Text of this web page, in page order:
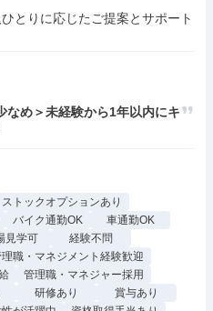
とりに応じたご提案とサポート
なめ＞未経験から1年以内にキ
ストックオプションあり
バイク通勤OK
車通勤OK
見学可
経験不問
職・マネジメント経験歓迎
管理職・マネジャー採用
研修あり
賞与あり